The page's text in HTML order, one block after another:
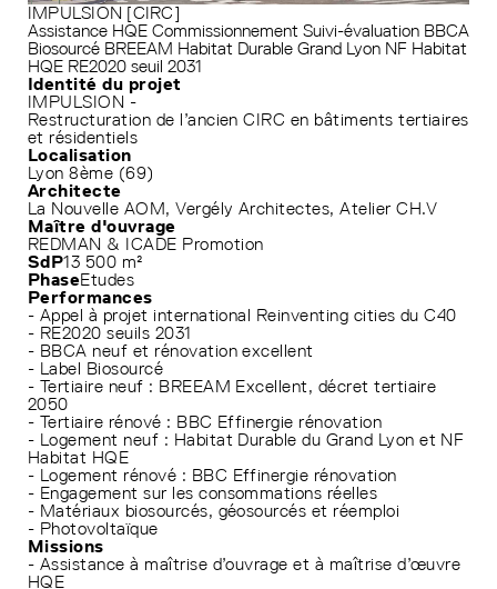
IMPULSION [CIRC]
Assistance HQE Commissionnement Suivi-évaluation BBCA
Biosourcé BREEAM Habitat Durable Grand Lyon NF Habitat
HQE RE2020 seuil 2031
Identité du projet
IMPULSION -
Restructuration de l’ancien CIRC en bâtiments tertiaires
et résidentiels
Localisation
Lyon 8ème (69)
Architecte
La Nouvelle AOM, Vergély Architectes, Atelier CH.V
Maître d'ouvrage
REDMAN & ICADE Promotion
SdP13 500 m²
PhaseEtudes
Performances
- Appel à projet international Reinventing cities du C40
- RE2020 seuils 2031
- BBCA neuf et rénovation excellent
- Label Biosourcé
- Tertiaire neuf : BREEAM Excellent, décret tertiaire
2050
- Tertiaire rénové : BBC Effinergie rénovation
- Logement neuf : Habitat Durable du Grand Lyon et NF
Habitat HQE
- Logement rénové : BBC Effinergie rénovation
- Engagement sur les consommations réelles
- Matériaux biosourcés, géosourcés et réemploi
- Photovoltaïque
Missions
- Assistance à maîtrise d’ouvrage et à maîtrise d’œuvre
HQE